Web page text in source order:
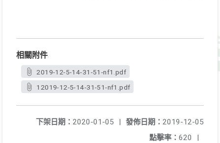
相關附件
2019-12-5-14-31-51-nf1.pdf
12019-12-5-14-31-51-nf1.pdf
發佈日期： 2019-12-05
下架日期： 2020-01-05
|
點擊率： 620 |